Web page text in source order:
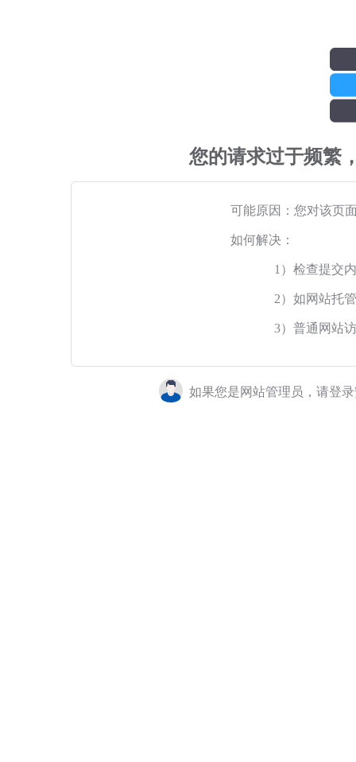
您的请求过于频繁
可能原因：您对该页
如何解决：
1）检查提交
2）如网站托
3）普通网站
如果您是网站管理员，请登